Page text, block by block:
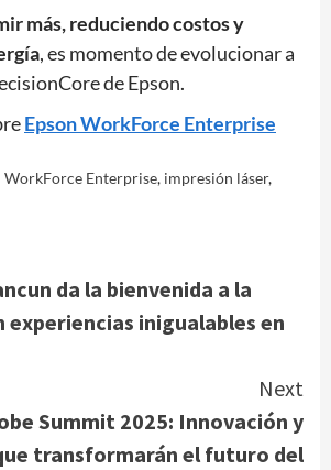
más, reduciendo costos y
, es momento de evolucionar a
de Epson.
Epson WorkForce Enterprise
WorkForce Enterprise, impresión láser,
da la bienvenida a la
experiencias inigualables en
Next
Summit 2025: Innovación y
transformarán el futuro del